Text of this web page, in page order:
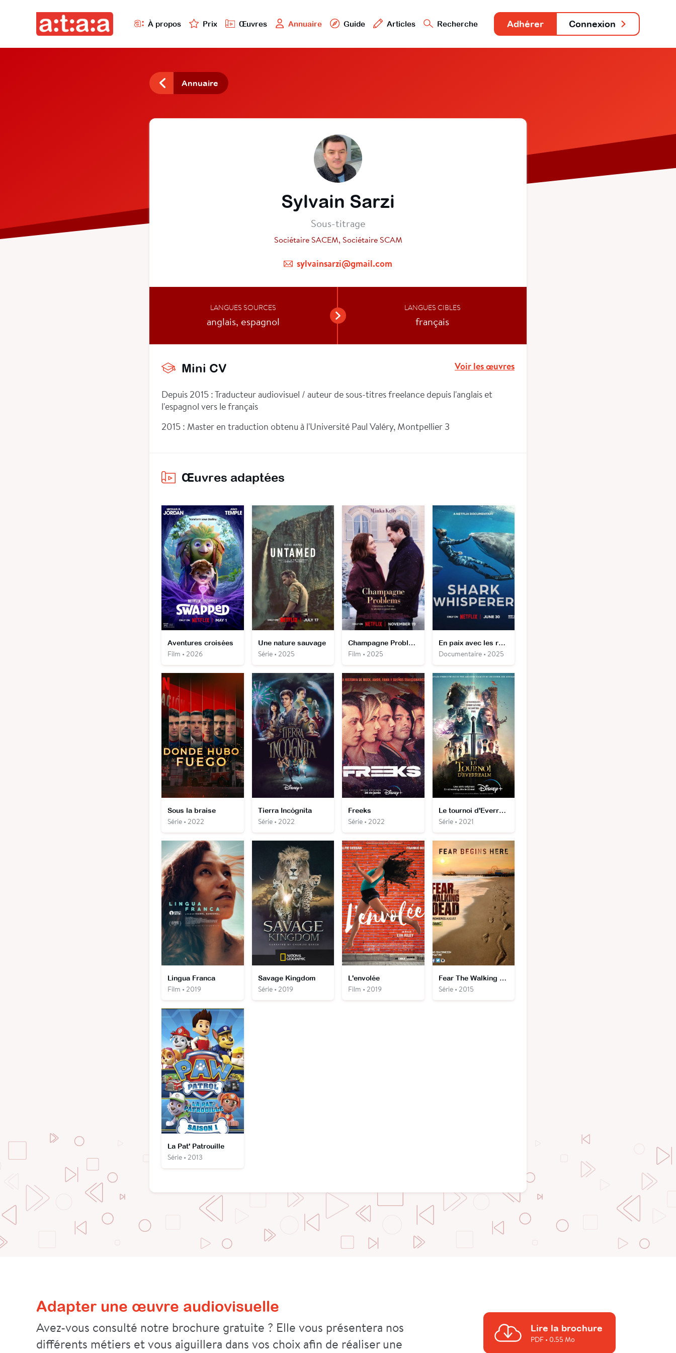
À propos Prix Œuvres Annuaire Guide Articles Recherche Adhérer Connexion
Annuaire
Sylvain Sarzi
Sous-titrage
Sociétaire SACEM, Sociétaire SCAM
sylvainsarzi@gmail.com
LANGUES SOURCES
anglais, espagnol
LANGUES CIBLES
français
Mini CV Voir les œuvres
Depuis 2015 : Traducteur audiovisuel / auteur de sous-titres freelance depuis l'anglais et
l'espagnol vers le français
2015 : Master en traduction obtenu à l'Université Paul Valéry, Montpellier 3
Œuvres adaptées
Aventures croisées
Film • 2026
Une nature sauvage
Série • 2025
Champagne Problems
Film • 2025
En paix avec les requins
Documentaire • 2025
Sous la braise
Série • 2022
Tierra Incógnita
Série • 2022
Freeks
Série • 2022
Le tournoi d'Everrealm
Série • 2021
Lingua Franca
Film • 2019
Savage Kingdom
Série • 2019
L'envolée
Film • 2019
Fear The Walking Dead
Série • 2015
La Pat' Patrouille
Série • 2013
Adapter une œuvre audiovisuelle
Avez-vous consulté notre brochure gratuite ? Elle vous présentera nos
différents métiers et vous aiguillera dans vos choix afin de réaliser une
Lire la brochure
PDF• 0.55 Mo